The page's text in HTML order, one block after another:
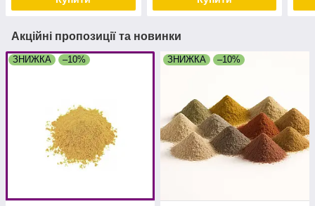
Акційні пропозиції та новинки
ЗНИЖКА –10% ЗНИЖКА –10%